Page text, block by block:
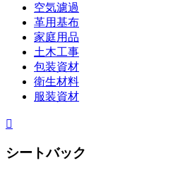
空気濾過
革用基布
家庭用品
土木工事
包装資材
衛生材料
服装資材

シートバック